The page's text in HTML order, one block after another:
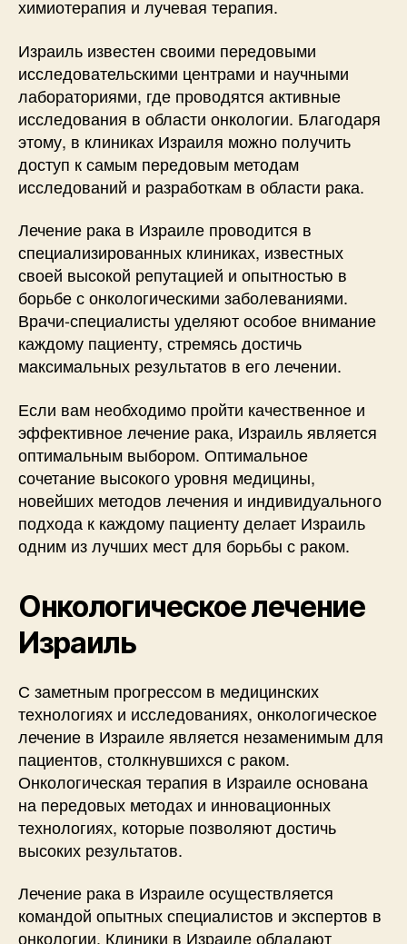
химиотерапия и лучевая терапия.
Израиль известен своими передовыми
исследовательскими центрами и научными
лабораториями, где проводятся активные
исследования в области онкологии. Благодаря
этому, в клиниках Израиля можно получить
доступ к самым передовым методам
исследований и разработкам в области рака.
Лечение рака в Израиле проводится в
специализированных клиниках, известных
своей высокой репутацией и опытностью в
борьбе с онкологическими заболеваниями.
Врачи-специалисты уделяют особое внимание
каждому пациенту, стремясь достичь
максимальных результатов в его лечении.
Если вам необходимо пройти качественное и
эффективное лечение рака, Израиль является
оптимальным выбором. Оптимальное
сочетание высокого уровня медицины,
новейших методов лечения и индивидуального
подхода к каждому пациенту делает Израиль
одним из лучших мест для борьбы с раком.
Онкологическое лечение
Израиль
С заметным прогрессом в медицинских
технологиях и исследованиях, онкологическое
лечение в Израиле является незаменимым для
пациентов, столкнувшихся с раком.
Онкологическая терапия в Израиле основана
на передовых методах и инновационных
технологиях, которые позволяют достичь
высоких результатов.
Лечение рака в Израиле осуществляется
командой опытных специалистов и экспертов в
онкологии. Клиники в Израиле обладают